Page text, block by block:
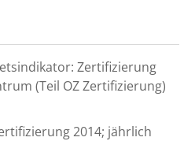
Zertifizierung
(Teil OZ Zertifizierung)
2014; jährlich